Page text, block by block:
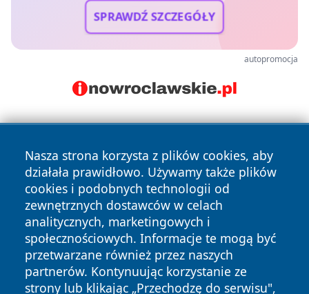
SPRAWDŹ SZCZEGÓŁY
autopromocja
Nasza strona korzysta z plików cookies, aby
działała prawidłowo. Używamy także plików
cookies i podobnych technologii od
zewnętrznych dostawców w celach
analitycznych, marketingowych i
społecznościowych. Informacje te mogą być
przetwarzane również przez naszych
partnerów. Kontynuując korzystanie ze
strony lub klikając „Przechodzę do serwisu",
Copyright © 2026 wrotagrudziadza.pl Wszystkie prawa
zastrzeżone.
News Autorzy
Polityka
Prywatności
Polityka
Cookies